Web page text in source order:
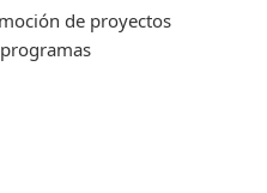
de proyectos